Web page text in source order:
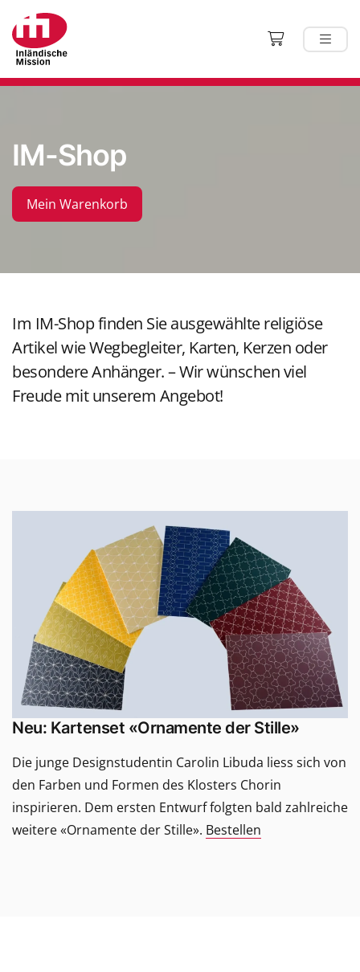
IM-Shop
Mein Warenkorb
Im IM-Shop finden Sie ausgewählte religiöse
Artikel wie Wegbegleiter, Karten, Kerzen oder
besondere Anhänger. – Wir wünschen viel
Freude mit unserem Angebot!
Neu: Kartenset «Ornamente der Stille»
Die junge Designstudentin Carolin Libuda liess sich von
den Farben und Formen des Klosters Chorin
inspirieren. Dem ersten Entwurf folgten bald zahlreiche
weitere «Ornamente der Stille». Bestellen